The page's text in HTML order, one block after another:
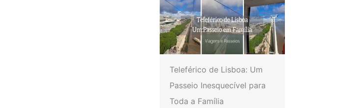
Teleférico de Lisboa: Um
Passeio Inesquecível para
Toda a Família